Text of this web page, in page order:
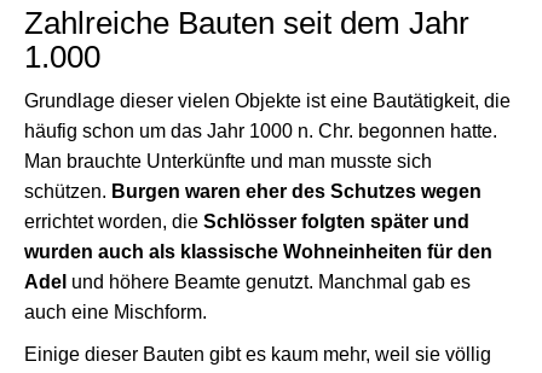
Zahlreiche Bauten seit dem Jahr
1.000
Grundlage dieser vielen Objekte ist eine Bautätigkeit, die
häufig schon um das Jahr 1000 n. Chr. begonnen hatte.
Man brauchte Unterkünfte und man musste sich
schützen. Burgen waren eher des Schutzes wegen
errichtet worden, die Schlösser folgten später und
wurden auch als klassische Wohneinheiten für den
Adel und höhere Beamte genutzt. Manchmal gab es
auch eine Mischform.
Einige dieser Bauten gibt es kaum mehr, weil sie völlig